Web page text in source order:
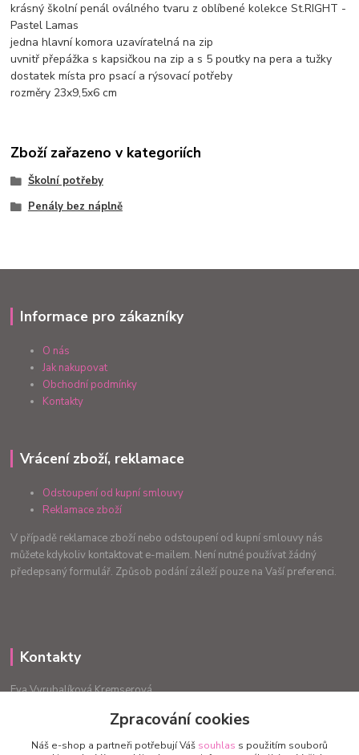
krásný školní penál oválného tvaru z oblíbené kolekce St.RIGHT -
Pastel Lamas
jedna hlavní komora uzavíratelná na zip
uvnitř přepážka s kapsičkou na zip a s 5 poutky na pera a tužky
dostatek místa pro psací a rýsovací potřeby
rozměry 23x9,5x6 cm
Zboží zařazeno v kategoriích
Školní potřeby
Penály bez náplně
Informace pro zákazníky
O nás
Jak nakupovat
Obchodní podmínky
Kontakty
Vrácení zboží, reklamace
Odstoupení od kupní smlouvy
Reklamace zboží
V případě reklamace zboží nebo odstoupení od kupní smlouvy nás
můžete kdykoliv kontaktovat e-mailem. Není nutné používat žádný
předepsaný formulář. Způsob podání záleží pouze na Vaší preferenci.
Kontakty
Eva Vyrubalíková Kremserová
info.radost@email.cz
Zpracování cookies
Náš e-shop a partneři potřebují Váš souhlas s použitím souborů